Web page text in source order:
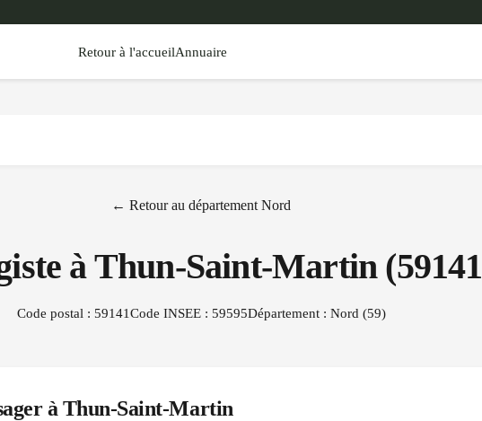
Retour à l'accueilAnnuaire
← Retour au département Nord
àThun-Saint-Martin(59141
Code postal : 59141Code INSEE : 59595Département : Nord (59)
à Thun-Saint-Martin